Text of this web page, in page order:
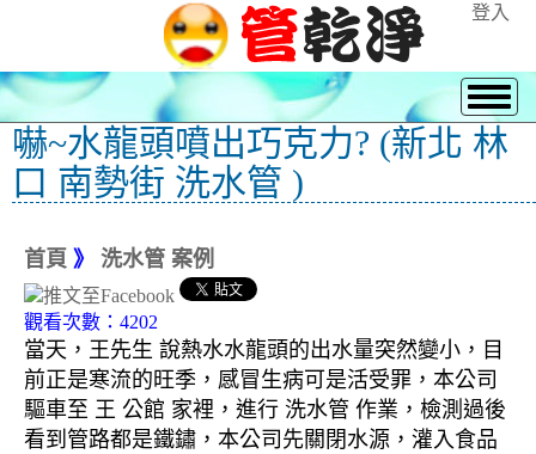
登入
嚇~水龍頭噴出巧克力? (新北 林
口 南勢街 洗水管 )
首頁 》 洗水管 案例
觀看次數：4202
當天，王先生 說熱水水龍頭的出水量突然變小，目
前正是寒流的旺季，感冒生病可是活受罪，本公司
驅車至 王 公館 家裡，進行 洗水管 作業，檢測過後
看到管路都是鐵鏽，本公司先關閉水源，灌入食品